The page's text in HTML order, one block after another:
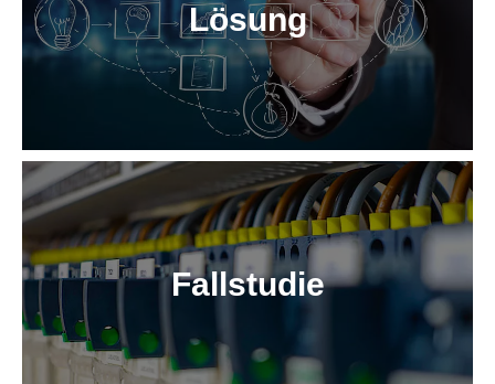
Lösung
Fallstudie